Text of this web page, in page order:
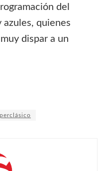
del
quienes
dispar a un